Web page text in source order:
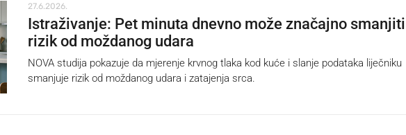
27.6.2026.
Istraživanje: Pet minuta dnevno može značajno smanjiti
rizik od moždanog udara
NOVA studija pokazuje da mjerenje krvnog tlaka kod kuće i slanje podataka liječniku
smanjuje rizik od moždanog udara i zatajenja srca.